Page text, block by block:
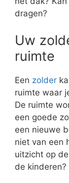
dragen?
Uw
ruimte
Een zolder
ruimte waar
De ruimte
een goede
een nieuwe
niet van een
uitzicht op
de